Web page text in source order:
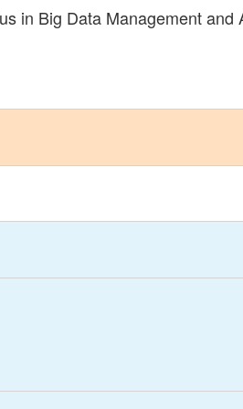
in Big Data Management and